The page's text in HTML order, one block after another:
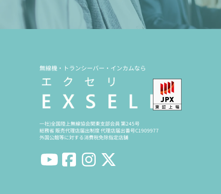
無線機・トランシーバー・インカムなら
一社)全国陸上無線協会関東支部会員 第245号
総務省 販売代理店届出制度 代理店届出番号C1909977
外国公館等に対する消費税免除指定店舗